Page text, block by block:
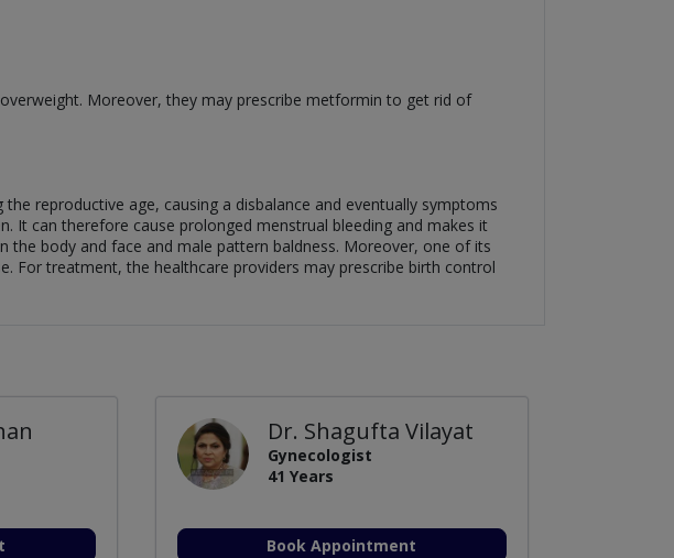
Moreover, they may prescribe metformin to get rid of
reproductive age, causing a disbalance and eventually symptoms
It can therefore cause prolonged menstrual bleeding and makes it
the body and face and male pattern baldness. Moreover, one of its
For treatment, the healthcare providers may prescribe birth control
Dr. Shagufta Vilayat
Gynecologist
41 Years
Book Appointment